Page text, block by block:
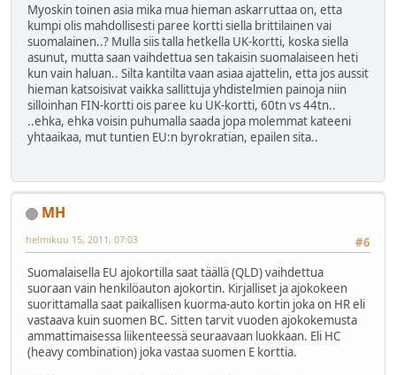
Myoskin toinen asia mika mua hieman askarruttaa on, etta
kumpi olis mahdollisesti paree kortti siella brittilainen vai
suomalainen..? Mulla siis talla hetkella UK-kortti, koska siella
asunut, mutta saan vaihdettua sen takaisin suomalaiseen heti
kun vain haluan.. Silta kantilta vaan asiaa ajattelin, etta jos aussit
hieman katsoisivat vaikka sallittuja yhdistelmien painoja niin
silloinhan FIN-kortti ois paree ku UK-kortti, 60tn vs 44tn..
..ehka, ehka voisin puhumalla saada jopa molemmat kateeni
yhtaaikaa, mut tuntien EU:n byrokratian, epailen sita..
MH
#6
helmikuu 15, 2011, 07:03
Suomalaisella EU ajokortilla saat täällä (QLD) vaihdettua
suoraan vain henkilöauton ajokortin. Kirjalliset ja ajokokeen
suorittamalla saat paikallisen kuorma-auto kortin joka on HR eli
vastaava kuin suomen BC. Sitten tarvit vuoden ajokokemusta
ammattimaisessa liikenteessä seuraavaan luokkaan. Eli HC
(heavy combination) joka vastaa suomen E korttia.